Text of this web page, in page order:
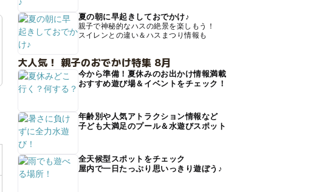
夏の朝に早起きしておでかけ♪
親子で神秘的なハスの絶景を楽しもう！
スイレンとの違い＆ハスまつり情報も
大人気！ 親子のおでかけ特集 8月
今から準備！夏休みのお出かけ情報満載
おすすめ遊び場＆イベントをチェック！
年齢別や人気アトラクション情報など
子ども大満足のプール＆水遊びスポット
全天候型スポットをチェック
屋内で一日たっぷり思いっきり遊ぼう♪